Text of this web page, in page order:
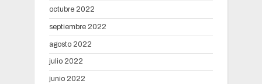
octubre 2022
septiembre 2022
agosto 2022
julio 2022
junio 2022